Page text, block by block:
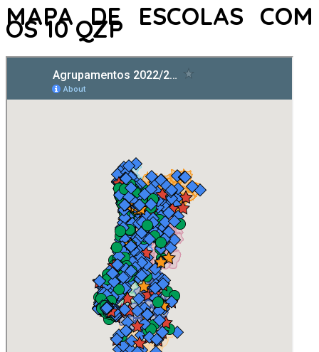
MAPA DE ESCOLAS COM
OS 10 QZP